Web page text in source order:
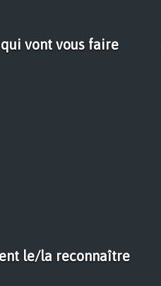
vont vous faire
le/la reconnaître